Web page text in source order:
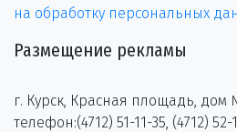
на обработку персональных
Размещение рекламы
г. Курск, Красная площадь,
телефон:(4712) 51-11-35, (4712) 52-